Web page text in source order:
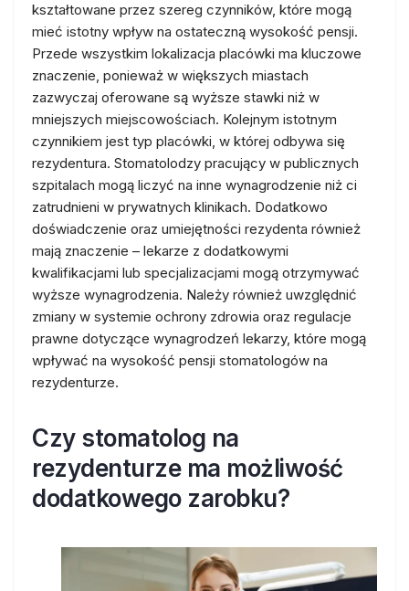
kształtowane przez szereg czynników, które mogą
mieć istotny wpływ na ostateczną wysokość pensji.
Przede wszystkim lokalizacja placówki ma kluczowe
znaczenie, ponieważ w większych miastach
zazwyczaj oferowane są wyższe stawki niż w
mniejszych miejscowościach. Kolejnym istotnym
czynnikiem jest typ placówki, w której odbywa się
rezydentura. Stomatolodzy pracujący w publicznych
szpitalach mogą liczyć na inne wynagrodzenie niż ci
zatrudnieni w prywatnych klinikach. Dodatkowo
doświadczenie oraz umiejętności rezydenta również
mają znaczenie – lekarze z dodatkowymi
kwalifikacjami lub specjalizacjami mogą otrzymywać
wyższe wynagrodzenia. Należy również uwzględnić
zmiany w systemie ochrony zdrowia oraz regulacje
prawne dotyczące wynagrodzeń lekarzy, które mogą
wpływać na wysokość pensji stomatologów na
rezydenturze.
Czy stomatolog na
rezydenturze ma możliwość
dodatkowego zarobku?